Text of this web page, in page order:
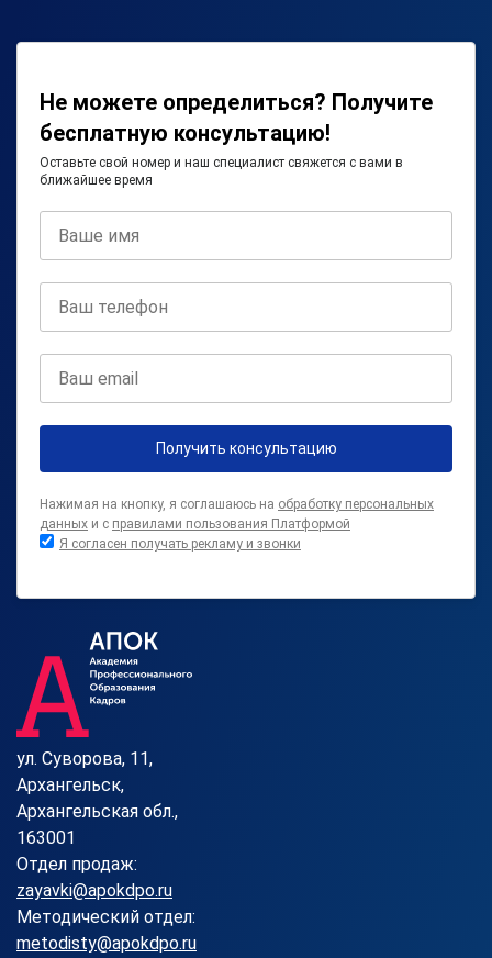
Не можете определиться? Получите
бесплатную консультацию!
Оставьте свой номер и наш специалист свяжется с вами в
ближайшее время
Получить консультацию
Нажимая на кнопку, я соглашаюсь на обработку персональных
данных и с правилами пользования Платформой
Я согласен получать рекламу и звонки
ул. Суворова, 11,
Архангельск,
Архангельская обл.,
163001
Отдел продаж:
zayavki@apokdpo.ru
Методический отдел:
metodisty@apokdpo.ru